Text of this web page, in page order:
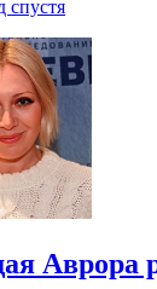
спустя
Аврора